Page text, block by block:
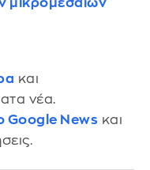
και
νέα.
Google News και